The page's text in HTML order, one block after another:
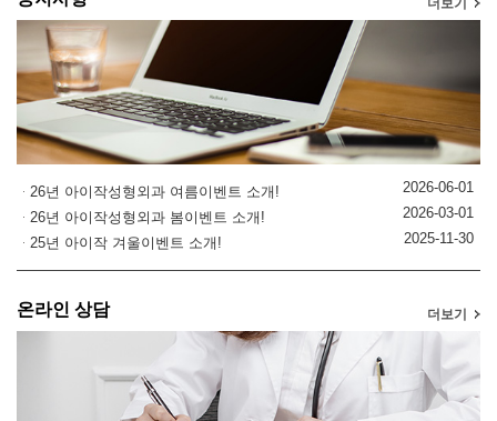
더보기
26년 아이작성형외과 여름이벤트 소개!
2026-06-01
26년 아이작성형외과 봄이벤트 소개!
2026-03-01
25년 아이작 겨울이벤트 소개!
2025-11-30
온라인 상담 더보기